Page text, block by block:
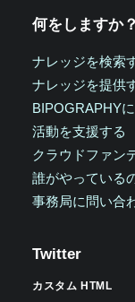
何をしますか？
ナレッジを検索
ナレッジを提供
BIPOGRAPHY
活動を支援する
クラウドファン
誰がやっている
事務局に問い合
Twitter
カスタム HTML